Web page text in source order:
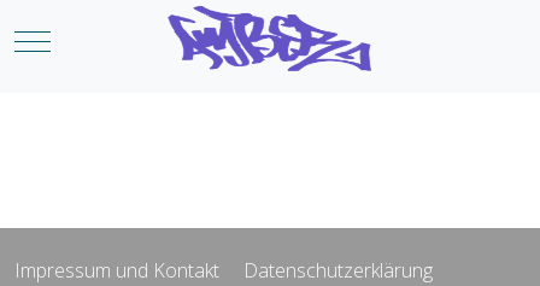
Mobile Menu Toggle
Impressum und Kontakt
Datenschutzerklärung